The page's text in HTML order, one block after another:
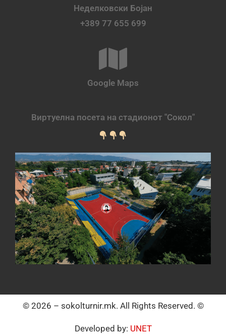
Неделковски Бојан
+389 77 655 699
Google Maps
Виртуелна посета на стадионот "Сокол"
© 2026 – sokolturnir.mk. All Rights Reserved. ©
Developed by: UNET